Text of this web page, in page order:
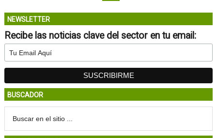
NEWSLETTER
Recibe las noticias clave del sector en tu email:
BUSCADOR